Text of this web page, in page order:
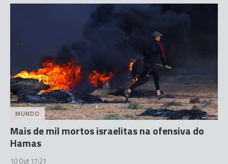
MUNDO
Mais de mil mortos israelitas na ofensiva do
Hamas
10 Out 17:21